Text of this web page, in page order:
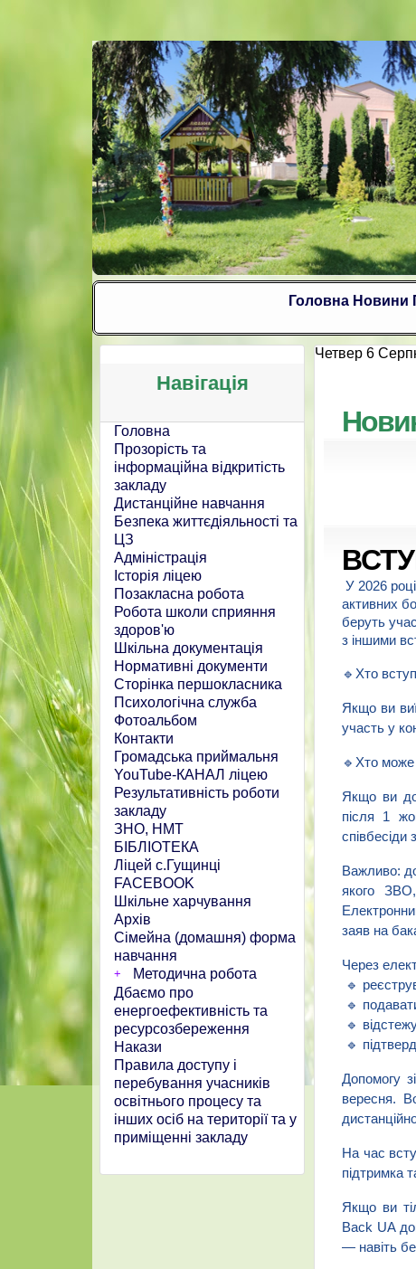
Головна Новини
Навігація
Головна
Прозорість та
інформаційна відкритість
закладу
Дистанційне навчання
Безпека життєдіяльності та
ЦЗ
Адміністрація
Історія ліцею
Позакласна робота
Робота школи сприяння
здоров'ю
Шкільна документація
Нормативні документи
Сторінка першокласника
Психологічна служба
Фотоальбом
Контакти
Громадська приймальня
YouTube-КАНАЛ ліцею
Результативність роботи
закладу
ЗНО, НМТ
БІБЛІОТЕКА
Ліцей с.Гущинці
FACEBOOK
Шкільне харчування
Архів
Сімейна (домашня) форма
навчання
Методична робота
Дбаємо про
енергоефективність та
ресурсозбереження
Накази
Правила доступу і
перебування учасників
освітнього процесу та
інших осіб на території та у
приміщенні закладу
Четвер 6
У 2026
активних
беруть
з іншими
🔹Хто
Якщо ви
участь у
🔹Хто
Якщо ви
після 1
співбесіди
Важливо:
якого
заяв на
Через
🔹
🔹
🔹
🔹
Допомогу
вересня.
На час
підтримка
Якщо ви
Back UA
— навіть